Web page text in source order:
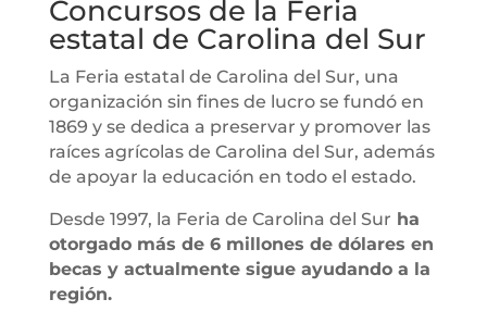
Concursos de la Feria
estatal de Carolina del Sur
La Feria estatal de Carolina del Sur, una
organización sin fines de lucro se fundó en
1869 y se dedica a preservar y promover las
raíces agrícolas de Carolina del Sur, además
de apoyar la educación en todo el estado.
Desde 1997, la Feria de Carolina del Sur ha
otorgado más de 6 millones de dólares en
becas y actualmente sigue ayudando a la
región.